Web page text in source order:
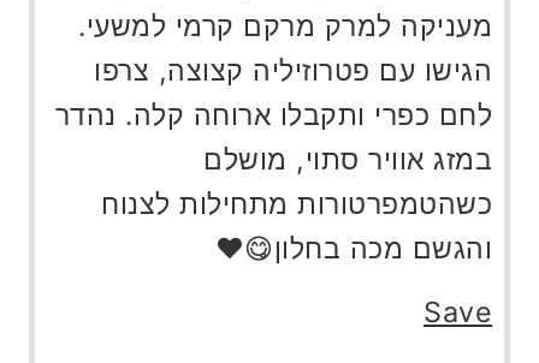
מעניקה למרק מרקם קרמי למשעי.
הגישו עם פטרוזיליה קצוצה, צרפו
לחם כפרי ותקבלו ארוחה קלה. נהדר
במזג אוויר סתוי, מושלם
כשהטמפרטורות מתחילות לצנוח
והגשם מכה בחלון😋❤️
Save